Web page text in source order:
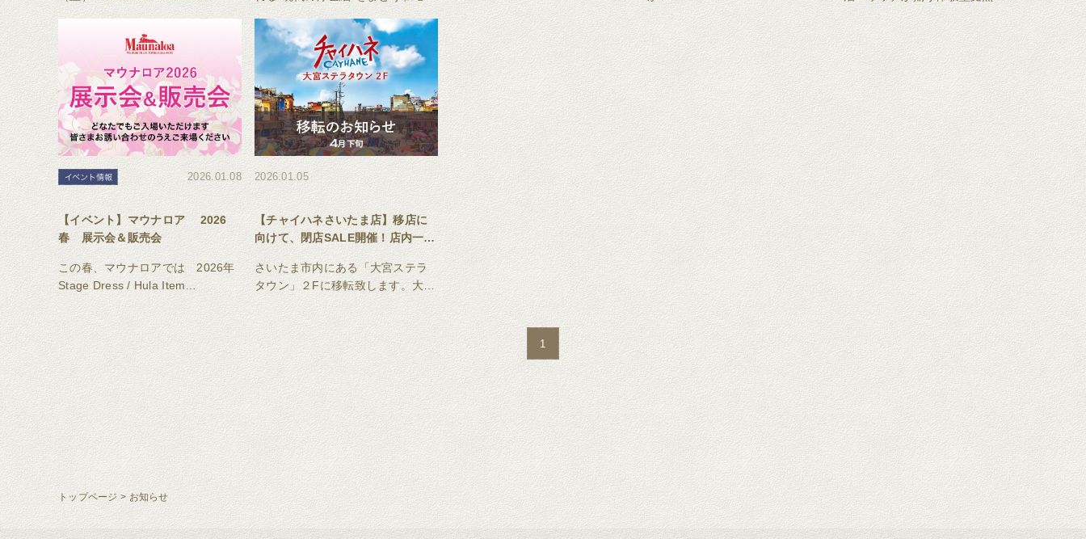
FAIR」を開催いたします。ぜひこ
の機会に店舗へお立ち寄りくださ
い。スタッフ一同、笑顔でお待ち
しております。
ンコレクション
尾甚六HOTEL、甚六朝市食堂、
JIN6サウナ」が誕生
2026.01.08
【イベント】マウナロア 2026
春 展示会＆販売会
この春、マウナロアでは 2026年
Stage Dress / Hula Item
Collection の新作展示会を行いま
2026.01.05
【チャイハネさいたま店】移店に
向けて、閉店SALE開催！店内一部
商品が最大80％OFF
さいたま市内にある「大宮ステラ
タウン」２Fに移転致します。大宮
ステラタウン店グランドオープン
は2026年4月下旬頃を予定！
1
トップページ > お知らせ